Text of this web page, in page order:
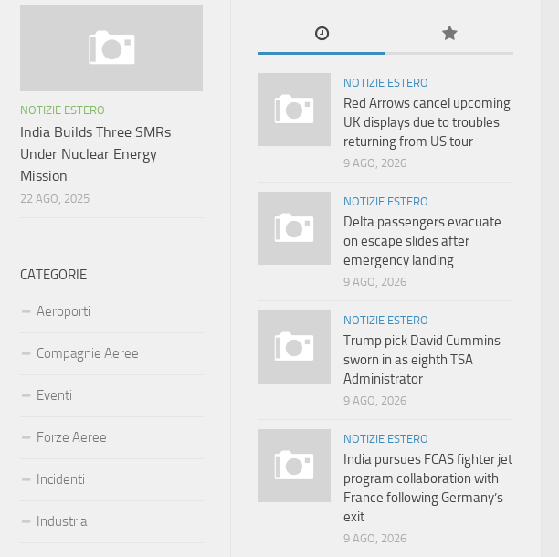
NOTIZIE ESTERO
Red Arrows cancel upcoming
UK displays due to troubles
returning from US tour
9 AGO, 2026
NOTIZIE ESTERO
Delta passengers evacuate
on escape slides after
emergency landing
9 AGO, 2026
NOTIZIE ESTERO
Trump pick David Cummins
sworn in as eighth TSA
Administrator
9 AGO, 2026
NOTIZIE ESTERO
India pursues FCAS fighter jet
program collaboration with
France following Germany’s
exit
9 AGO, 2026
NOTIZIE ESTERO
India Builds Three SMRs
Under Nuclear Energy
Mission
22 AGO, 2025
CATEGORIE
Aeroporti
Compagnie Aeree
Eventi
Forze Aeree
Incidenti
Industria